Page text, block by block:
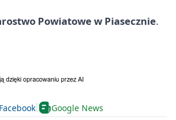
Powiatowe w Piasecznie.
Facebook Google News